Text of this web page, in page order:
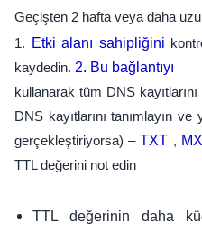
Geçişten 2 hafta veya daha
1. Etki alanı sahipliğini
kaydedin. 2. Bu bağlantıyı
kullanarak tüm DNS
DNS kayıtlarını tanımlayın
gerçekleştiriyorsa) –TXT , MX
TTL değerini not edin
TTL değerinin daha